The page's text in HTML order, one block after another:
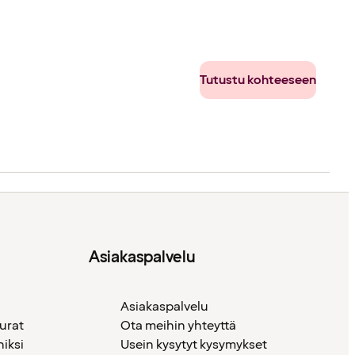
Tutustu kohteeseen
Asiakaspalvelu
Asiakaspalvelu
Ota meihin yhteyttä
Usein kysytyt kysymykset